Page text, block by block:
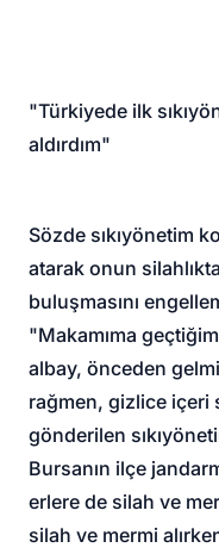
"Türkiyede ilk
aldırdım"
Sözde sıkıyönetim
atarak onun
buluşmasını
"Makamıma
albay, önceden
rağmen, gizlice içeri
gönderilen
Bursanın ilçe
erlere de silah ve
silah ve mermi